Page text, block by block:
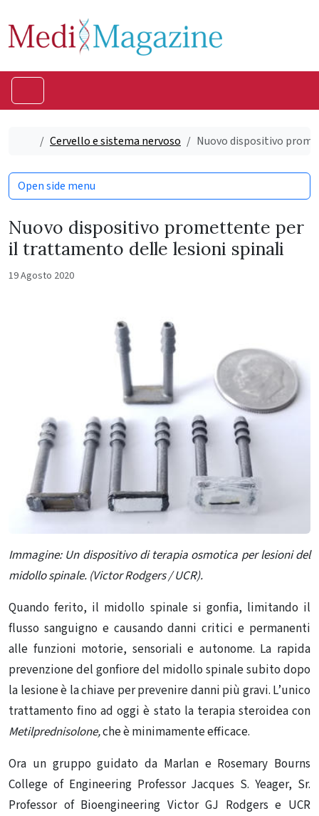
Home
Cervello e sistema nervoso Nuovo dispositivo
Nuovo dispositivo promettente per
il trattamento delle lesioni spinali
19 Agosto 2020
Immagine: Un dispositivo di terapia osmotica per lesioni del
midollo spinale. (Victor Rodgers / UCR).
Quando ferito, il midollo spinale si gonfia, limitando il
flusso sanguigno e causando danni critici e permanenti
alle funzioni motorie, sensoriali e autonome. La rapida
prevenzione del gonfiore del midollo spinale subito dopo
la lesione è la chiave per prevenire danni più gravi. L’unico
trattamento fino ad oggi è stato la terapia steroidea con
Metilprednisolone,che è minimamente efficace.
Ora un gruppo guidato da Marlan e Rosemary Bourns
College of Engineering Professor Jacques S. Yeager, Sr.
Professor of Bioengineering Victor GJ Rodgers e UCR
Open side menu